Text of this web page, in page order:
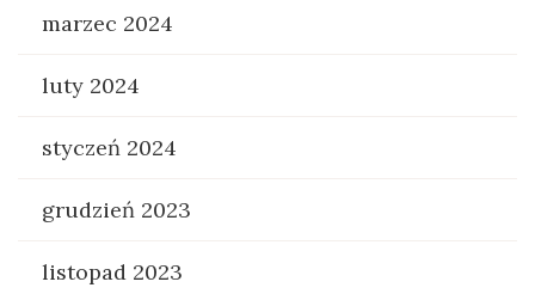
marzec 2024
luty 2024
styczeń 2024
grudzień 2023
listopad 2023